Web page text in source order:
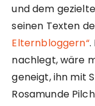
und dem
seinen Texten
Elternbloggern“.
nachlegt, wäre
geneigt, ihn mit
Rosamunde